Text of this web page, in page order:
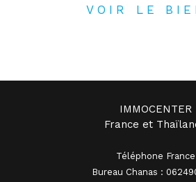
VOIR LE
IMMOCENTER
France et
Téléphone France
Bureau Chanas :